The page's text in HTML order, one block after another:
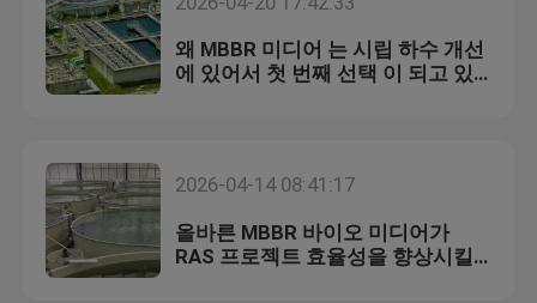
왜 MBBR 미디어 는 시립 하수 개선
에 있어서 첫 번째 선택 이 되고 있
2026-04-14 08:41:17
올바른 MBBR 바이오 미디어가
RAS 프로젝트 효율성을 향상시킬